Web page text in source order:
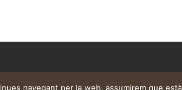
navegant per la web, assumirem que